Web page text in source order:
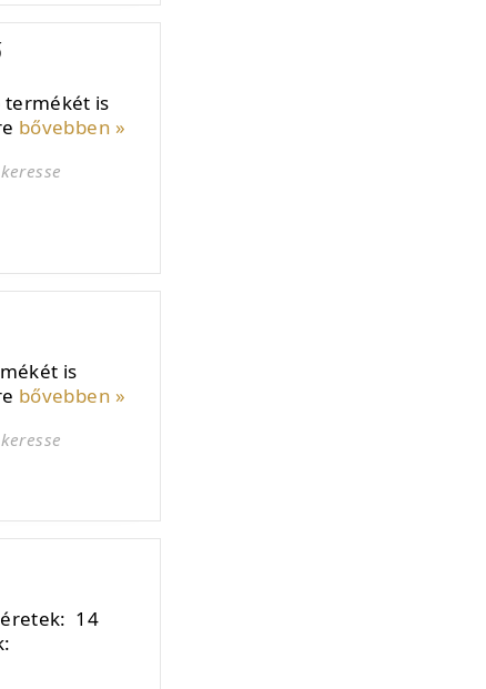
termékét is
bővebben »
is
bővebben »
14